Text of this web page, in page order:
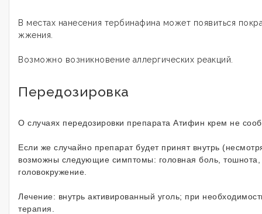
В местах нанесения тербинафина может появиться
жжения.
Возможно возникновение аллергических реакций.
Передозировка
О случаях передозировки препарата Атифин крем не
Если же случайно препарат будет принят внутрь
возможны следующие симптомы: головная боль, тошнота,
головокружение.
Лечение: внутрь активированный уголь; при
терапия.